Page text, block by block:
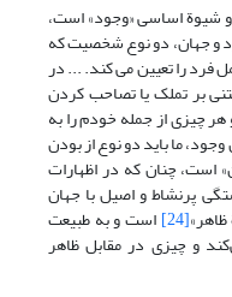
شیوة اساسی «وجود» است،
و جهان، دو نوع شخصیت که
فرد را تعیین می کند. ... در
بر تملک یا تصاحب کردن
چیزی از جمله خودم را به
ما باید دو نوع از بودن
است، چنان که در اظهارات
پرنشاط و اصیل با جهان
[24] است و به طبیعت
و چیزی در مقابل ظاهر